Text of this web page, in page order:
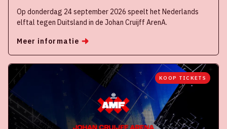
Op donderdag 24 september 2026 speelt het Nederlands
elftal tegen Duitsland in de Johan Cruijff ArenA.
Meer informatie
KOOP TICKETS